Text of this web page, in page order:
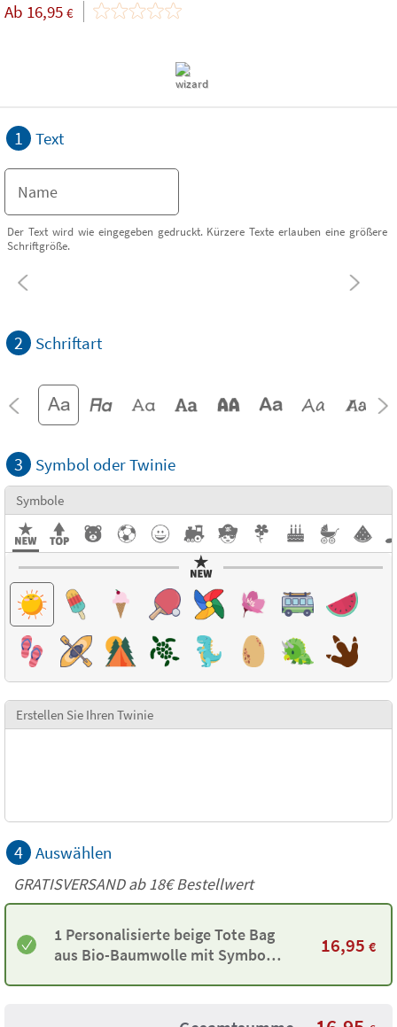
Ab 16,95 €
1 Text
Der Text wird wie eingegeben gedruckt. Kürzere Texte erlauben eine größere
Schriftgröße.
2 Schriftart
3 Symbol oder Twinie
Symbole
Erstellen Sie Ihren Twinie
4 Auswählen
GRATISVERSAND ab18€Bestellwert
1 Personalisierte beige Tote Bag
aus Bio-Baumwolle mit Symbol
16,95 €